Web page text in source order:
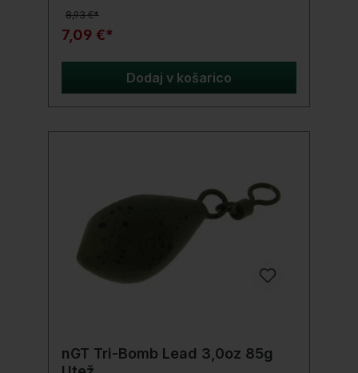
8,93 €*
7,09 €*
Dodaj v košarico
nGT Tri-Bomb Lead 3,0oz 85g